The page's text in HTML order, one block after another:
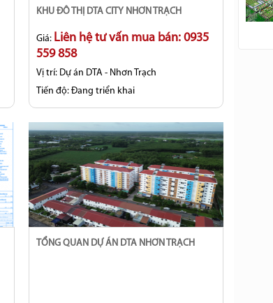
KHU ĐÔ THỊ DTA CITY NHƠN TRẠCH
Giá: Liên hệ tư vấn mua bán: 0935
559 858
Vị trí: Dự án DTA - Nhơn Trạch
Tiến độ: Đang triển khai
TỔNG QUAN DỰ ÁN DTA NHƠN TRẠCH